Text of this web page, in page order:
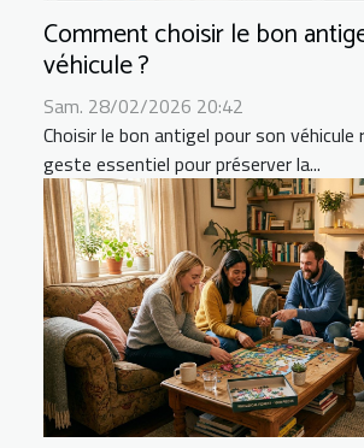
Comment choisir le bon
véhicule ?
Sam. 28/02/2026 20:42
Choisir le bon antigel pour son véhicule
geste essentiel pour préserver la...